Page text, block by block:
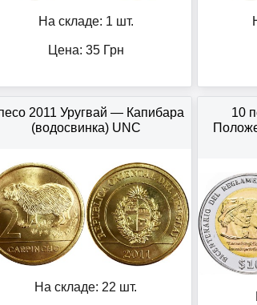
На складе: 1 шт.
Цена: 35Грн
2011 Уругвай — Капибара
(водосвинка) UNC
На складе: 22 шт.
10